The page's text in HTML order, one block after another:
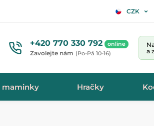
CZK
+420 770 330 792 online
Zavolejte nám (Po-Pá 10-16)
a
maminky Hračky